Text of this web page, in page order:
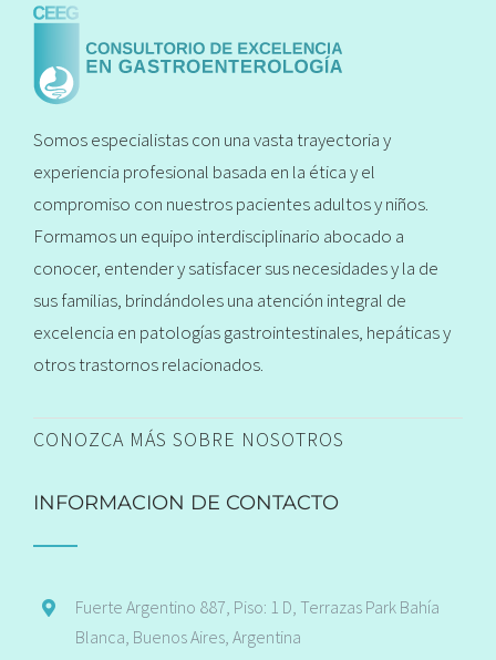
Somos especialistas con una vasta trayectoria y
experiencia profesional basada en la ética y el
compromiso con nuestros pacientes adultos y niños.
Formamos un equipo interdisciplinario abocado a
conocer, entender y satisfacer sus necesidades y la de
sus familias, brindándoles una atención integral de
excelencia en patologías gastrointestinales, hepáticas y
otros trastornos relacionados.
CONOZCA MÁS SOBRE NOSOTROS
INFORMACION DE CONTACTO
Fuerte Argentino 887, Piso: 1 D, Terrazas Park Bahía
Blanca, Buenos Aires, Argentina